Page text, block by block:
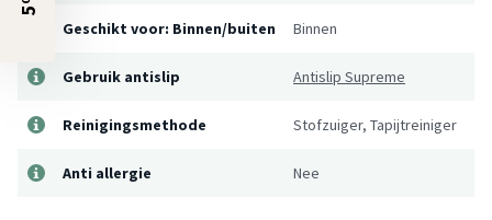
Geschikt voor: Binnen/buiten Binnen
Gebruik antislip Antislip Supreme
Reinigingsmethode Stofzuiger, Tapijtreiniger
Anti allergie Nee